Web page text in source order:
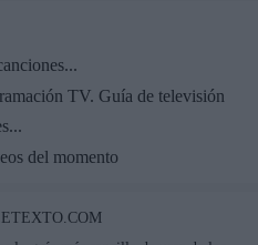
TV. Guía de televisión
del momento